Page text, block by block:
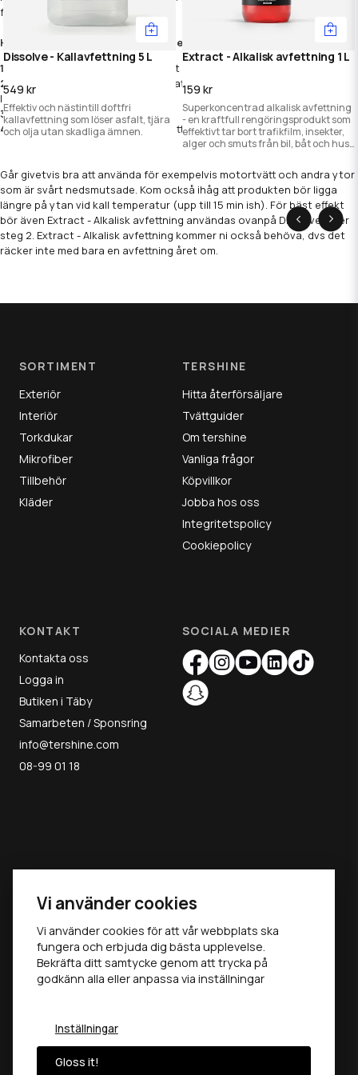
för det.
Hur du använder Dissolve - Kallavfettning
1.
Applicera jämt över ytan (normalt från handtagen och nedåt)
2. Låt dra några minuter, kom ihåg att vid kallare väder ska den ligga
längre
3.Spola av nedifrån och upp
4.Fortsätt med nästa steg i din tvätt-procedur
Går givetvis bra att använda för exempelvis motortvätt och andra ytor
som är svårt nedsmutsade. Kom också ihåg att produkten bör ligga
längre på ytan vid kall temperatur (upp till 15 min ish). För bäst effekt
bör även Extract - Alkalisk avfettning användas ovanpå Dissolve efter
steg 2. Extract - Alkalisk avfettning kommer ni också behöva, dvs det
räcker inte med bara en avfettning året om.
FARA: Kan vara dödlig vid förtäring om det kommer ner i luftvägarna.
Upprepad kontakt kan ge torr hud eller hudsprickor.
VID FÖRTÄRING: Kontakta genast GIFTINFORMATIONSCENTRAL eller läkare.
Framkalla inte kräkning. Får inte utsättas för värme/gnistor/öppen låga.
Rökning förbjuden. Förvaras inlåst. Innehållet i behållaren lämnas till en
godkänd avfallsanläggning. Innehåller aromatiska kolväten >30%.
Dissolve - Kallavfettning 5 L
549 kr
Effektiv och nästintill doftfri
kallavfettning som löser asfalt, tjära
och olja utan skadliga ämnen.
Extract - Alkalisk avfettning 1 L
159 kr
Superkoncentrad alkalisk avfettning
- en kraftfull rengöringsprodukt som
effektivt tar bort trafikfilm, insekter,
alger och smuts från bil, båt och hus.
SORTIMENT
Exteriör
Interiör
Torkdukar
Mikrofiber
Tillbehör
Kläder
TERSHINE
Hitta återförsäljare
Tvättguider
Om tershine
Vanliga frågor
Köpvillkor
Jobba hos oss
Integritetspolicy
Cookiepolicy
KONTAKT
Kontakta oss
Logga in
Butiken i Täby
Samarbeten / Sponsring
info@tershine.com
08-99 01 18
SOCIALA MEDIER
MAY THE
GLOSS BE
WITH YOU ®
Vi använder cookies
Vi använder cookies för att vår webbplats ska
fungera och erbjuda dig bästa upplevelse.
Bekräfta ditt samtycke genom att trycka på
godkänn alla eller anpassa via inställningar
Gloss it!
Inställningar